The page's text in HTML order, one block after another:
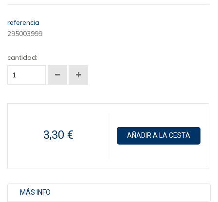
referencia
295003999
cantidad:
3,30 € AÑADIR A LA CESTA
MÁS INFO